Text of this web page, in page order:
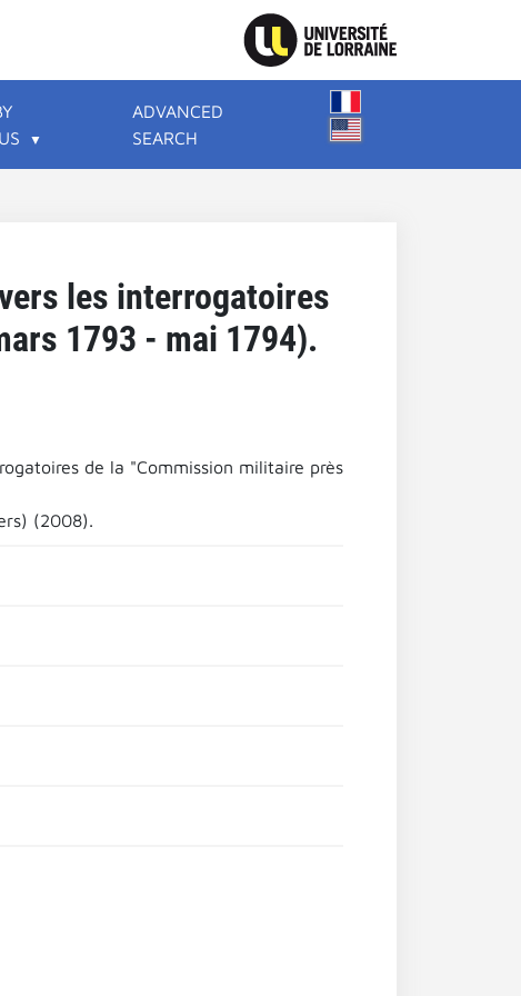
ADVANCED
SEARCH
les interrogatoires
1793 - mai 1794).
de la "Commission militaire près
(2008).